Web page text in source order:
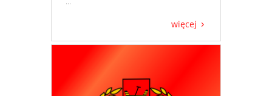
więcej